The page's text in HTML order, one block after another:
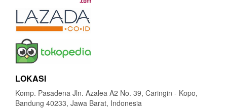
LOKASI
Komp. Pasadena Jln. Azalea A2 No. 39, Caringin - Kopo,
Bandung 40233, Jawa Barat, Indonesia